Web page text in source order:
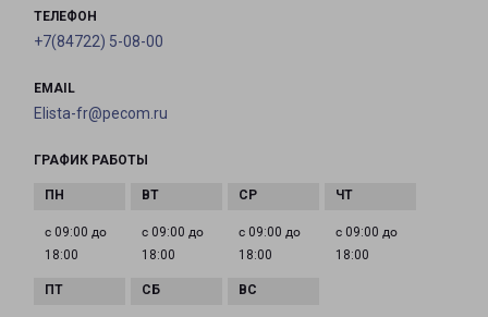
ТЕЛЕФОН
+7(84722) 5-08-00
EMAIL
Elista-fr@pecom.ru
ГРАФИК РАБОТЫ
с 09:00 до
18:00
с 09:00 до
18:00
с 09:00 до
18:00
с 09:00 до
18:00